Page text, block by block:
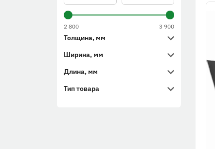
2 800 3 900
Толщина, мм
Ширина, мм
Длина, мм
Тип товара